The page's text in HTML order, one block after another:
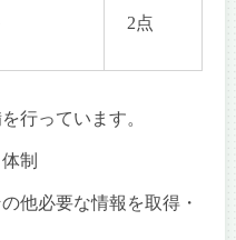
2点
行っています。
制
他必要な情報を取得・